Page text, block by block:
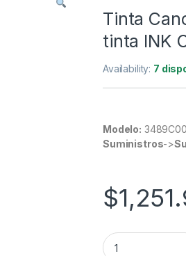
Tinta
tinta INK
Availability: 7
Modelo:
Suministros->
$
Tinta Canon